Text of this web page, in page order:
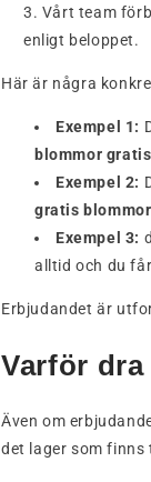
Vårt team
enligt beloppet.
Här är några
Exempel 1:
blommor
Exempel 2:
gratis blommor
Exempel 3:
alltid och du får
Erbjudandet är
Varför
Även om
det lager som finns